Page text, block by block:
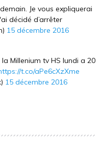
Je vous expliquerai
décidé d’arrêter
15 décembre 2016
Millenium tv HS lundi a 20
t.co/aPe6cXzXme
15 décembre 2016